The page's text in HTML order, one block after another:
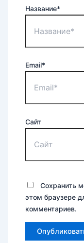
Название*
Email*
Сайт
Сохранить
этом браузере
комментариев.